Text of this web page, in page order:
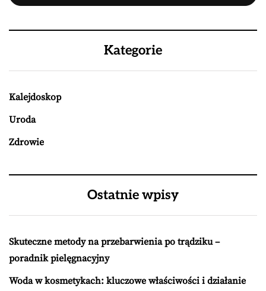
Kategorie
Kalejdoskop
Uroda
Zdrowie
Ostatnie wpisy
Skuteczne metody na przebarwienia po trądziku –
poradnik pielęgnacyjny
Woda w kosmetykach: kluczowe właściwości i działanie